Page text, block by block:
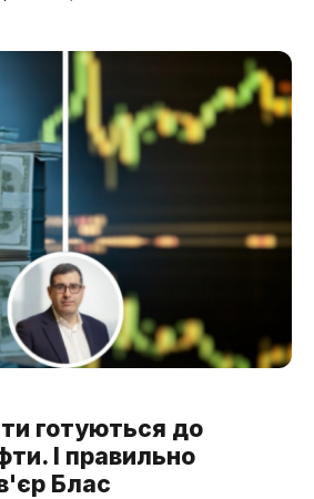
готуються до
І правильно
Блас